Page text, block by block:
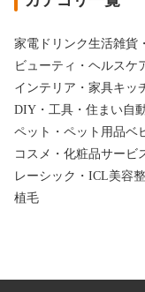
家電 ドリンク生活雑貨
ビューティ・ヘルスケ
インテリア・家具キッ
DIY・工具・住まい自
ペット・ペット用品ベ
コスメ・化粧品サービ
レーシック・ICL美容
植毛